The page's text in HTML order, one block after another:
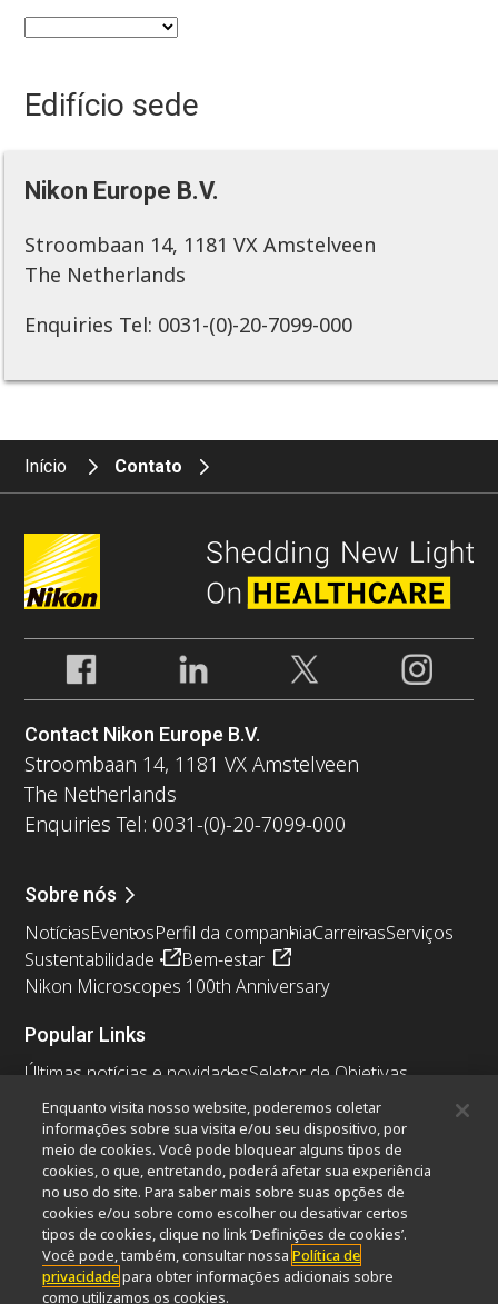
Edifício sede
Nikon Europe B.V.
Stroombaan 14, 1181 VX Amstelveen
The Netherlands
Enquiries Tel: 0031-(0)-20-7099-000
Início Contato
Contact Nikon Europe B.V.
Stroombaan 14, 1181 VX Amstelveen
The Netherlands
Enquiries Tel: 0031-(0)-20-7099-000
Sobre nós
NotíciasEventosPerfil da companhiaCarreirasServiços
Sustentabilidade
Bem-estar
Nikon Microscopes 100th Anniversary
Popular Links
Últimas notícias e novidadesSeletor de Objetivas
Resolution CalculatorPubScopeOEM
Nikon Small World
MicroscopyU
Outros produtos Nikon
Produtos de imagem
Microscopia industriais e Metrologia
Sistemas de litografia semicondutores
Sistemas de litografia FPD
Enquanto visita nosso website, poderemos coletar
informações sobre sua visita e/ou seu dispositivo, por
meio de cookies. Você pode bloquear alguns tipos de
cookies, o que, entretando, poderá afetar sua experiência
no uso do site. Para saber mais sobre suas opções de
cookies e/ou sobre como escolher ou desativar certos
tipos de cookies, clique no link ‘Definições de cookies’.
Você pode, também, consultar nossaPolítica de
privacidadepara obter informações adicionais sobre
como utilizamos os cookies.